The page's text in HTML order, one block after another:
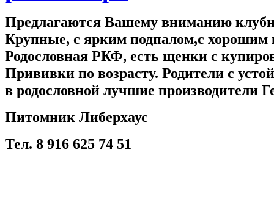
Предлагаются Вашему вниманию
Крупные, с ярким подпалом,с хорошим
Родословная РКФ, есть щенки с
Прививки по возрасту. Родители с
в родословной лучшие производители
Питомник Либерхаус
Тел. 8 916 625 74 51